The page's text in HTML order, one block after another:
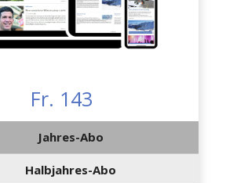
Fr. 143
Jahres-Abo
Halbjahres-Abo